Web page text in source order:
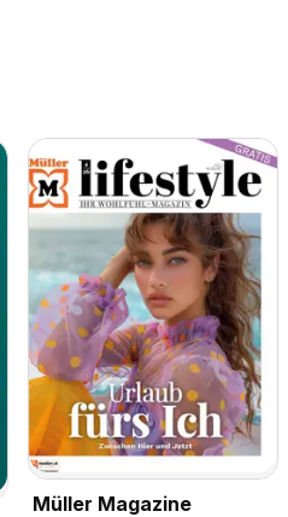
Müller Magazine